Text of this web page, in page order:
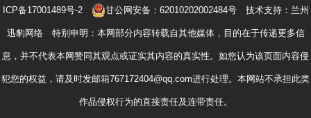
ICP备17001489号-2 甘公网安备：62010202002484号技术支持： 兰州
迅豹网络特别申明：本网部分内容转载自其他媒体，目的在于传递更多信
息，并不代表本网赞同其观点或证实其内容的真实性。如您认为该页面内容侵
犯您的权益，请及时发邮箱767172404@qq.com进行处理。本网站不承担此类
作品侵权行为的直接责任及连带责任。